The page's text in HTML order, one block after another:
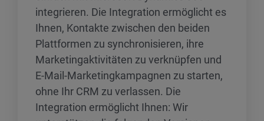
integrieren. Die Integration ermöglicht es
Ihnen, Kontakte zwischen den beiden
Plattformen zu synchronisieren, ihre
Marketingaktivitäten zu verknüpfen und
E-Mail-Marketingkampagnen zu starten,
ohne Ihr CRM zu verlassen. Die
Integration ermöglicht Ihnen: Wir